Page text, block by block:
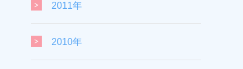
2011年
2010年